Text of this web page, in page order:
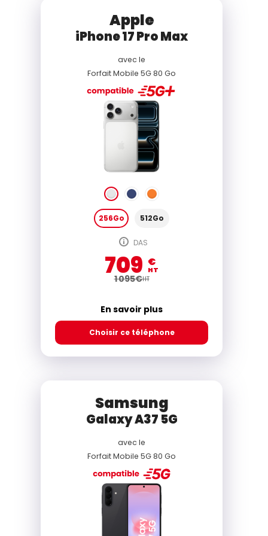
Apple
iPhone 17 Pro Max
avec le
Forfait Mobile 5G 80 Go
256Go 512Go
DAS
709 €
HT
1 095€HT
En savoir plus
Choisir ce téléphone
Samsung
Galaxy A37 5G
avec le
Forfait Mobile 5G 80 Go